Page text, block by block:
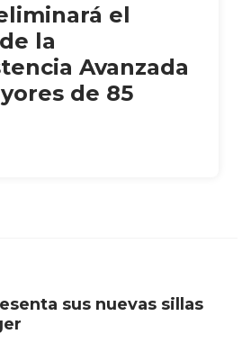
el
la
Avanzada
de 85
sus nuevas sillas